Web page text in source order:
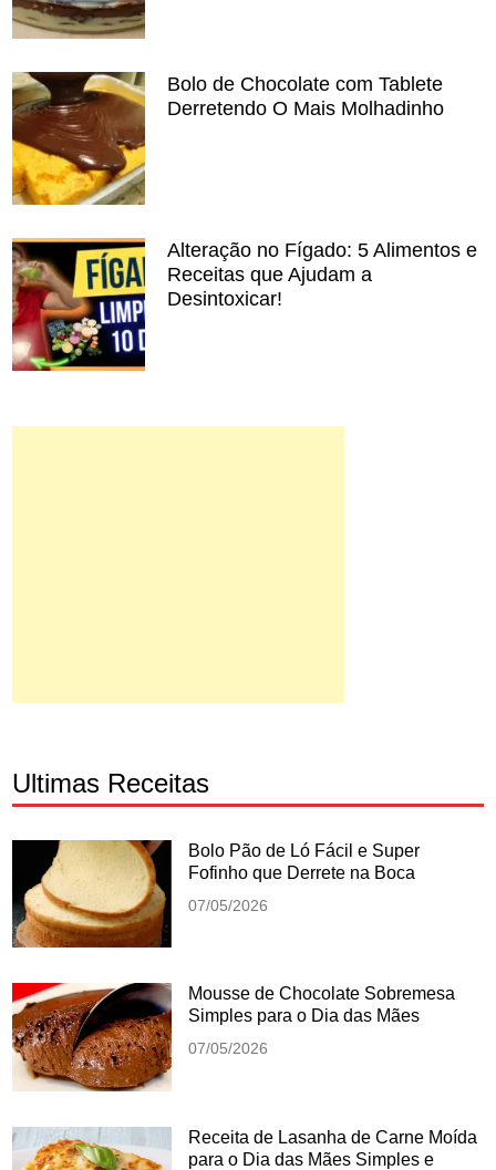
Bolo de Chocolate com Tablete
Derretendo O Mais Molhadinho
Alteração no Fígado: 5 Alimentos e
Receitas que Ajudam a
Desintoxicar!
Ultimas Receitas
Bolo Pão de Ló Fácil e Super
Fofinho que Derrete na Boca
07/05/2026
Mousse de Chocolate Sobremesa
Simples para o Dia das Mães
07/05/2026
Receita de Lasanha de Carne Moída
para o Dia das Mães Simples e